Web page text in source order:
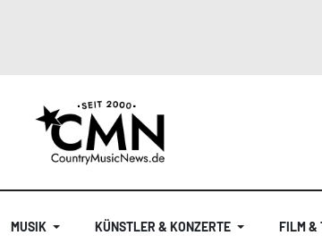
MUSIK KÜNSTLER & KONZERTE FILM &